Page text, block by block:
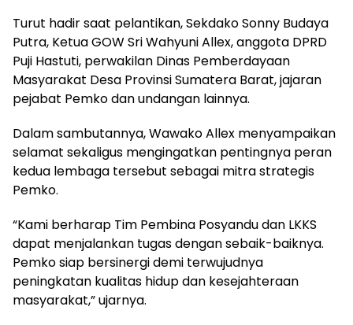
Turut hadir saat pelantikan, Sekdako Sonny Budaya
Putra, Ketua GOW Sri Wahyuni Allex, anggota DPRD
Puji Hastuti, perwakilan Dinas Pemberdayaan
Masyarakat Desa Provinsi Sumatera Barat, jajaran
pejabat Pemko dan undangan lainnya.
Dalam sambutannya, Wawako Allex menyampaikan
selamat sekaligus mengingatkan pentingnya peran
kedua lembaga tersebut sebagai mitra strategis
Pemko.
“Kami berharap Tim Pembina Posyandu dan LKKS
dapat menjalankan tugas dengan sebaik-baiknya.
Pemko siap bersinergi demi terwujudnya
peningkatan kualitas hidup dan kesejahteraan
masyarakat,” ujarnya.